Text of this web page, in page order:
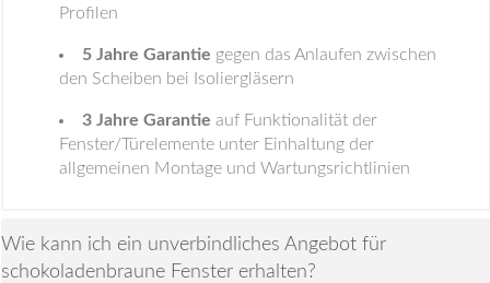
Profilen
5 Jahre Garantie gegen das Anlaufen zwischen
den Scheiben bei Isoliergläsern
3 Jahre Garantie auf Funktionalität der
Fenster/Türelemente unter Einhaltung der
allgemeinen Montage und Wartungsrichtlinien
Wie kann ich ein unverbindliches Angebot für
schokoladenbraune Fenster erhalten?